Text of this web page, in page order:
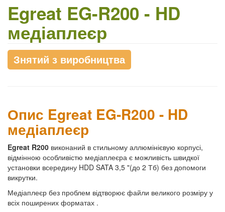
Egreat EG-R200 - HD
медіаплеєр
Знятий з виробництва
Опис Egreat EG-R200 - HD
медіаплеєр
Egreat R200 виконаний в стильному аллюмінієвую корпусі,
відмінною особливістю медіаплеєра є можливість швидкої
установки всередину HDD SATA 3,5 "(до 2 Тб) без допомоги
викрутки.
Медіаплеєр без проблем відтворює файли великого розміру у
всіх поширених форматах .